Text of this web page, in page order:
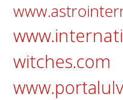
witches.com